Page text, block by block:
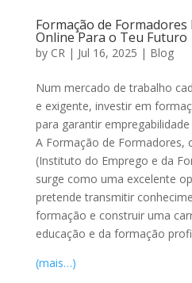
Formação de Formadores
Online Para o Teu Futuro
by CR | Jul 16, 2025 | Blog
Num mercado de trabalho
e exigente, investir em
para garantir
A Formação de Formadores,
(Instituto do Emprego e da
surge como uma excelente
pretende transmitir
formação e construir uma
educação e da formação
(mais…)